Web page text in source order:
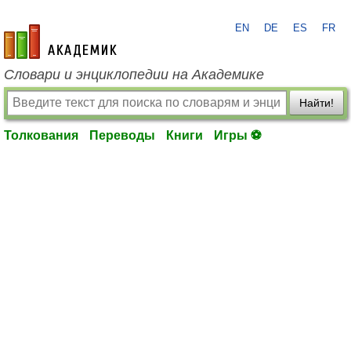
academic.ru
EN DE ES FR
Словари и энциклопедии на Академике
Найти!
Толкования Переводы Книги Игры ⚽